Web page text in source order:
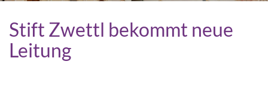
Stift Zwettl bekommt neue
Leitung